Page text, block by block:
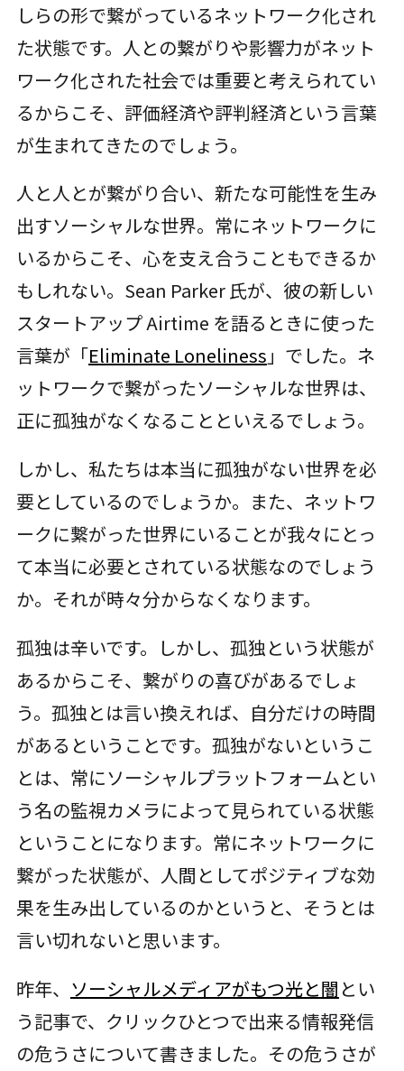
しらの形で繋がっているネットワーク化され
た状態です。人との繋がりや影響力がネット
ワーク化された社会では重要と考えられてい
るからこそ、評価経済や評判経済という言葉
が生まれてきたのでしょう。
人と人とが繋がり合い、新たな可能性を生み
出すソーシャルな世界。常にネットワークに
いるからこそ、心を支え合うこともできるか
もしれない。Sean Parker 氏が、彼の新しい
スタートアップ Airtime を語るときに使った
言葉が「Eliminate Loneliness 」でした。ネ
ットワークで繋がったソーシャルな世界は、
正に孤独がなくなることといえるでしょう。
しかし、私たちは本当に孤独がない世界を必
要としているのでしょうか。また、ネットワ
ークに繋がった世界にいることが我々にとっ
て本当に必要とされている状態なのでしょう
か。それが時々分からなくなります。
孤独は辛いです。しかし、孤独という状態が
あるからこそ、繋がりの喜びがあるでしょ
う。孤独とは言い換えれば、自分だけの時間
があるということです。孤独がないというこ
とは、常にソーシャルプラットフォームとい
う名の監視カメラによって見られている状態
ということになります。常にネットワークに
繋がった状態が、人間としてポジティブな効
果を生み出しているのかというと、そうとは
言い切れないと思います。
昨年、 ソーシャルメディアがもつ光と闇 とい
う記事で、クリックひとつで出来る情報発信
の危うさについて書きました。その危うさが